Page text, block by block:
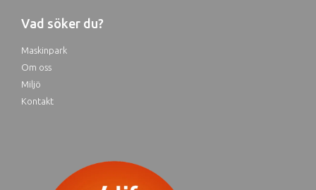
Vad söker du?
Maskinpark
Om oss
Miljö
Kontakt